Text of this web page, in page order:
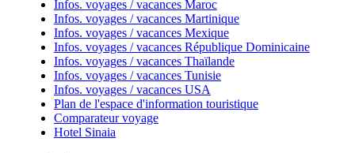
Infos. voyages / vacances Maroc
Infos. voyages / vacances Martinique
Infos. voyages / vacances Mexique
Infos. voyages / vacances République Dominicaine
Infos. voyages / vacances Thaïlande
Infos. voyages / vacances Tunisie
Infos. voyages / vacances USA
Plan de l'espace d'information touristique
Comparateur voyage
Hotel Sinaia